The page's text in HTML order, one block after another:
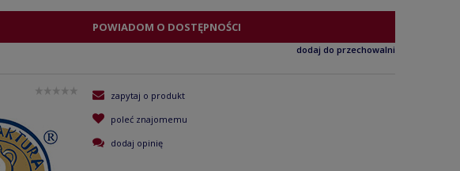
POWIADOM O DOSTĘPNOŚCI
dodaj do przechowalni
zapytaj o produkt
poleć znajomemu
dodaj opinię